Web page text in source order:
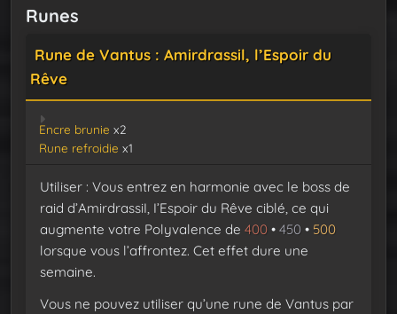
Runes
Rune de Vantus : Amirdrassil, l’Espoir du
Rêve
Encre brunie x2
Rune refroidie x1
Utiliser : Vous entrez en harmonie avec le boss de
raid d’AmirdrassiI, I’Espoir du Rêve ciblé, ce qui
augmente votre Polyvalence de 400 • 450 • 500
lorsque vous l’affrontez. Cet effet dure une
semaine.
Vous ne pouvez utiliser qu’une rune de Vantus par